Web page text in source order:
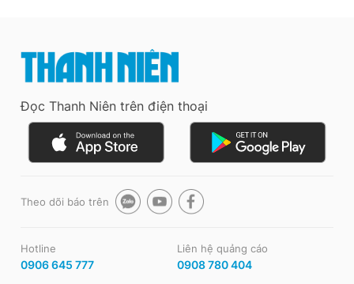
Đọc Thanh Niên trên điện thoại
Theo dõi báo trên
Hotline
0906 645 777
Liên hệ quảng cáo
0908 780 404